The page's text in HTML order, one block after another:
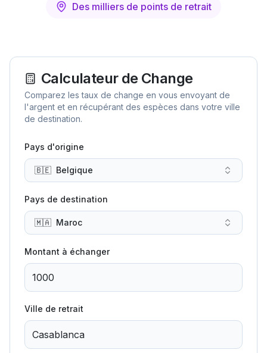
Des milliers de points de retrait
Calculateur de Change
Comparez les taux de change en vous envoyant de
l'argent et en récupérant des espèces dans votre ville
de destination.
Pays d'origine
🇧🇪 Belgique
Pays de destination
🇲🇦 Maroc
Montant à échanger
Ville de retrait